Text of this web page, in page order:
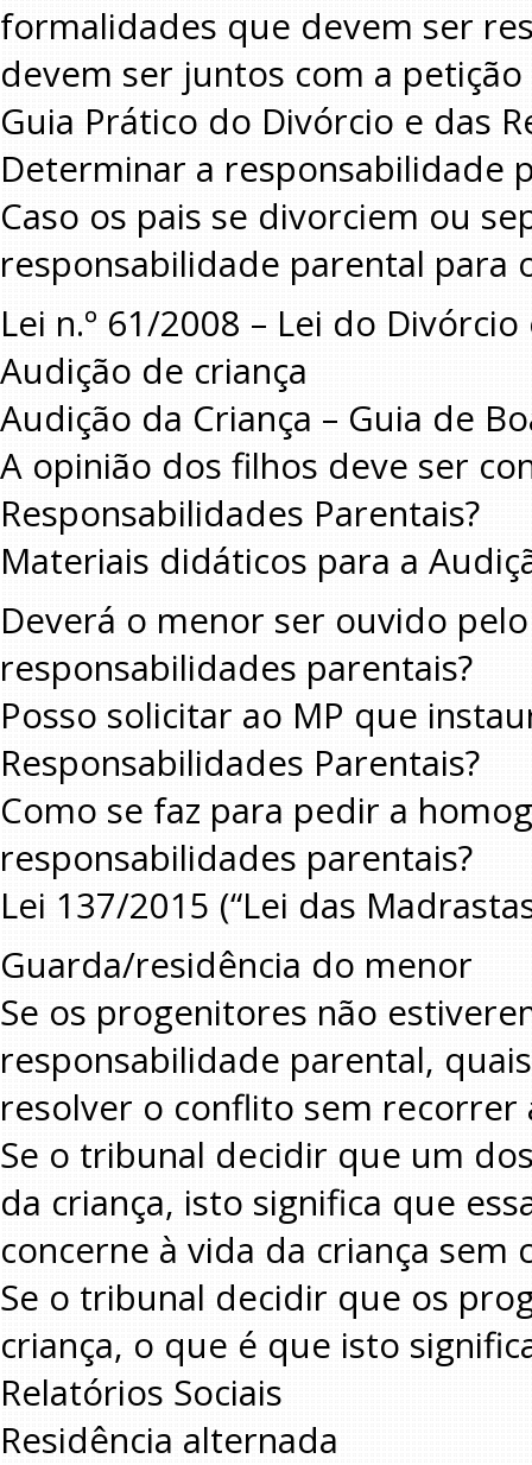
formalidades que devem ser
devem ser juntos com a petição
Guia Prático do Divórcio e das
Determinar a responsabilidade
Caso os pais se divorciem ou
responsabilidade parental para
Lei n.º 61/2008 – Lei do
Audição de criança
Audição da Criança – Guia de
A opinião dos filhos deve ser
Responsabilidades Parentais?
Materiais didáticos para a
Deverá o menor ser ouvido
responsabilidades parentais?
Posso solicitar ao MP que
Responsabilidades Parentais?
Como se faz para pedir a
responsabilidades parentais?
Lei 137/2015 (“Lei das
Guarda/residência do menor
Se os progenitores não
responsabilidade parental,
resolver o conflito sem recorrer
Se o tribunal decidir que um
da criança, isto significa que
concerne à vida da criança
Se o tribunal decidir que os
criança, o que é que isto
Relatórios Sociais
Residência alternada